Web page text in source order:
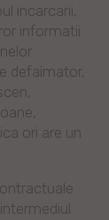
incarcarii,
informatii
defaimator,
ori are un